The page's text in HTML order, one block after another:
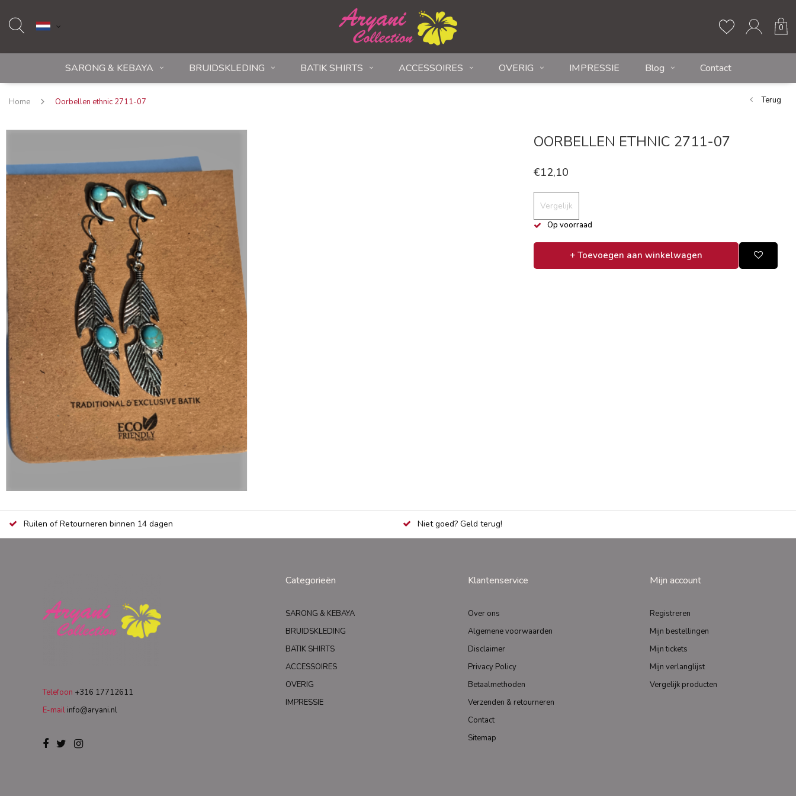
0
SARONG & KEBAYA BRUIDSKLEDING BATIK SHIRTS ACCESSOIRES OVERIG IMPRESSIE Blog Contact
Home Oorbellen ethnic 2711-07 Terug
OORBELLEN ETHNIC 2711-07
€12,10
Vergelijk
Op voorraad
+ Toevoegen aan winkelwagen
Ruilen of Retourneren binnen 14 dagen Niet goed? Geld terug!
Telefoon +316 17712611
E-mail info@aryani.nl
Categorieën
SARONG & KEBAYA
BRUIDSKLEDING
BATIK SHIRTS
ACCESSOIRES
OVERIG
IMPRESSIE
Klantenservice
Over ons
Algemene voorwaarden
Disclaimer
Privacy Policy
Betaalmethoden
Verzenden & retourneren
Contact
Sitemap
Mijn account
Registreren
Mijn bestellingen
Mijn tickets
Mijn verlanglijst
Vergelijk producten